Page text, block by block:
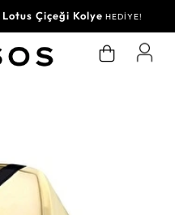
Lotus Çiçeği Kolye HEDİYE!